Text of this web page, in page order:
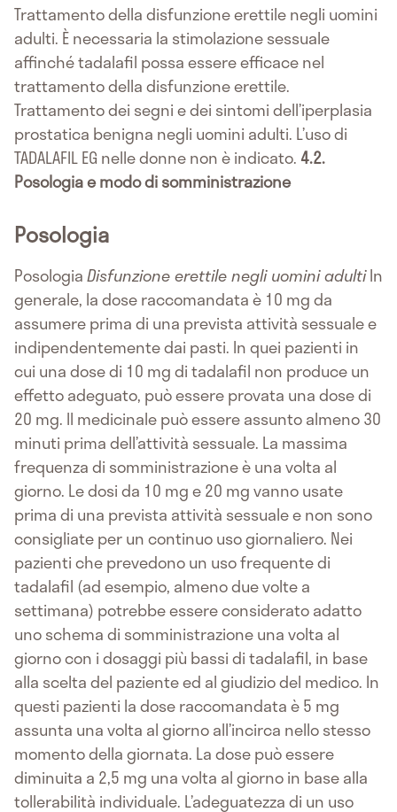
Trattamento della disfunzione erettile negli uomini
adulti. È necessaria la stimolazione sessuale
affinché tadalafil possa essere efficace nel
trattamento della disfunzione erettile.
Trattamento dei segni e dei sintomi dell’iperplasia
prostatica benigna negli uomini adulti. L’uso di
TADALAFIL EG nelle donne non è indicato. 4.2.
Posologia e modo di somministrazione
Posologia
PosologiaDisfunzione erettile negli uomini adultiIn
generale, la dose raccomandata è 10 mg da
assumere prima di una prevista attività sessuale e
indipendentemente dai pasti. In quei pazienti in
cui una dose di 10 mg di tadalafil non produce un
effetto adeguato, può essere provata una dose di
20 mg. Il medicinale può essere assunto almeno 30
minuti prima dell’attività sessuale. La massima
frequenza di somministrazione è una volta al
giorno. Le dosi da 10 mg e 20 mg vanno usate
prima di una prevista attività sessuale e non sono
consigliate per un continuo uso giornaliero. Nei
pazienti che prevedono un uso frequente di
tadalafil (ad esempio, almeno due volte a
settimana) potrebbe essere considerato adatto
uno schema di somministrazione una volta al
giorno con i dosaggi più bassi di tadalafil, in base
alla scelta del paziente ed al giudizio del medico. In
questi pazienti la dose raccomandata è 5 mg
assunta una volta al giorno all’incirca nello stesso
momento della giornata. La dose può essere
diminuita a 2,5 mg una volta al giorno in base alla
tollerabilità individuale. L’adeguatezza di un uso